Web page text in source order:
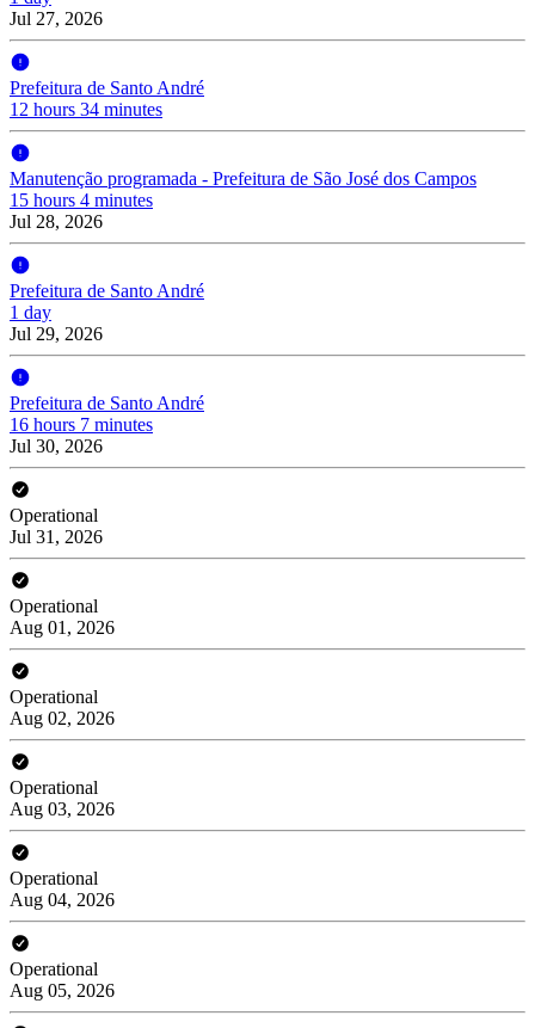
Jul 27, 2026
Prefeitura de Santo André
12 hours 34 minutes
Manutenção programada - Prefeitura de São José dos Campos
15 hours 4 minutes
Jul 28, 2026
Prefeitura de Santo André
1 day
Jul 29, 2026
Prefeitura de Santo André
16 hours 7 minutes
Jul 30, 2026
Operational
Jul 31, 2026
Operational
Aug 01, 2026
Operational
Aug 02, 2026
Operational
Aug 03, 2026
Operational
Aug 04, 2026
Operational
Aug 05, 2026